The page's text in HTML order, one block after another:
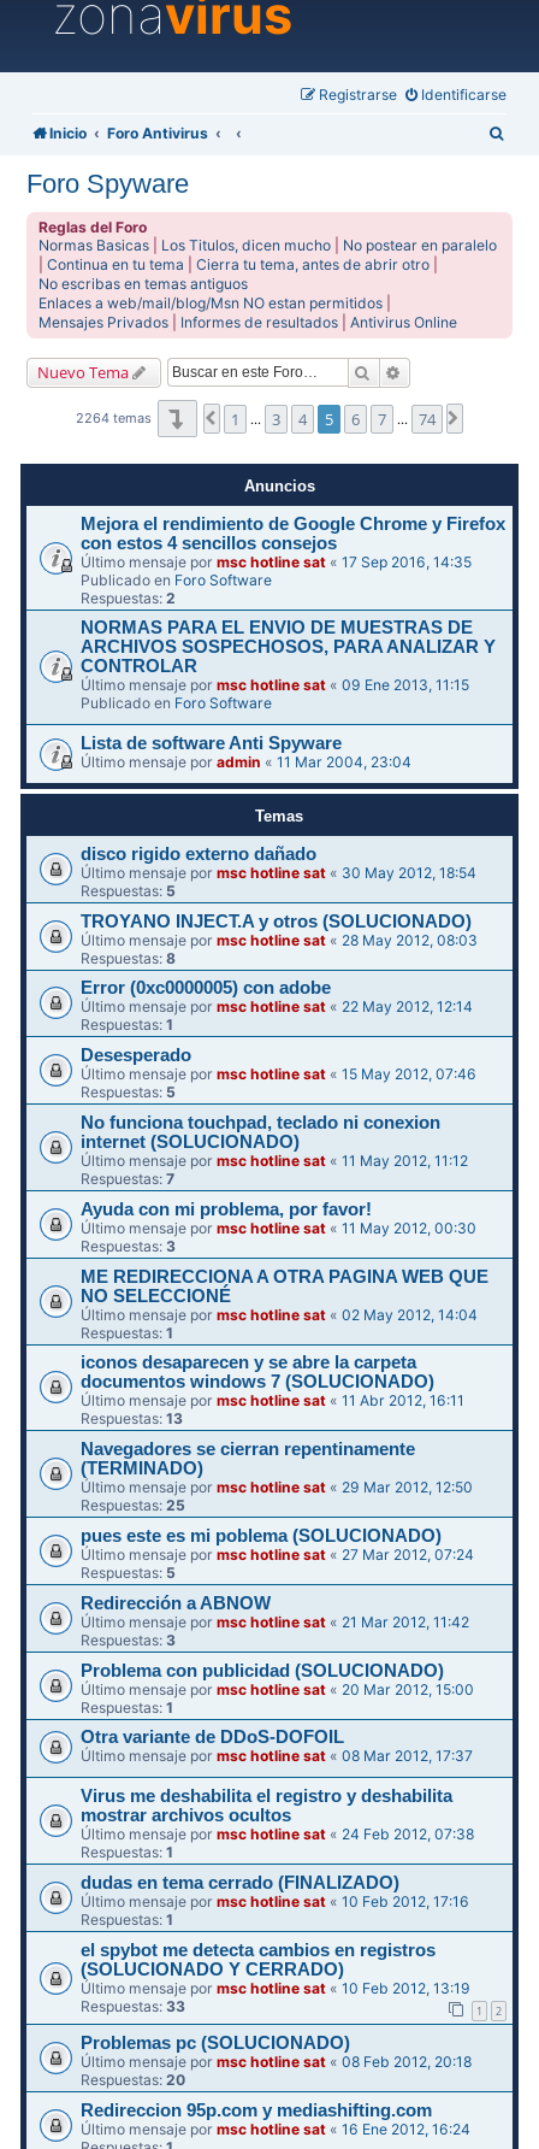
zonavirus
Identificarse
Registrarse
Inicio Foro Antivirus
Foro Spyware
Reglas del Foro
Normas Basicas
Los Titulos, dicen mucho
No postear en paralelo
|Continua en tu tema |Cierra tu tema, antes de abrir otro
No escribas en temas antiguos
Enlaces a web/mail/blog/Msn NO estan permitidos
Mensajes Privados
Informes de resultados |Antivirus Online
Nuevo Tema Buscar
2264 temas Página5 de74
Anterior
1 … 3 4 5 6 7 … 74
Anuncios
Mejora el rendimiento de Google Chrome y Firefox
con estos 4 sencillos consejos
Último mensaje pormsc hotline sat «17 Sep 2016, 14:35
Publicado en Foro Software
Respuestas:2
NORMAS PARA EL ENVIO DE MUESTRAS DE
ARCHIVOS SOSPECHOSOS, PARA ANALIZAR Y
CONTROLAR
Último mensaje pormsc hotline sat «09 Ene 2013, 11:15
Publicado en Foro Software
Lista de software Anti Spyware
Último mensaje poradmin «11 Mar 2004, 23:04
Temas
disco rigido externo dañado
Último mensaje pormsc hotline sat « 30 May 2012, 18:54
Respuestas: 5
TROYANO INJECT.A y otros (SOLUCIONADO)
Último mensaje pormsc hotline sat « 28 May 2012, 08:03
Respuestas:8
Error (0xc0000005) con adobe
Último mensaje pormsc hotline sat « 22 May 2012, 12:14
Respuestas:1
Desesperado
Último mensaje pormsc hotline sat «15 May 2012, 07:46
Respuestas: 5
No funciona touchpad, teclado ni conexion
internet (SOLUCIONADO)
Último mensaje pormsc hotline sat «11 May 2012, 11:12
Respuestas:7
Ayuda con mi problema, por favor!
Último mensaje pormsc hotline sat «11 May 2012, 00:30
Respuestas:3
ME REDIRECCIONA A OTRA PAGINA WEB QUE
NO SELECCIONÉ
Último mensaje pormsc hotline sat «02 May 2012, 14:04
Respuestas:1
iconos desaparecen y se abre la carpeta
documentos windows 7 (SOLUCIONADO)
Último mensaje pormsc hotline sat «11 Abr 2012, 16:11
Respuestas:13
Navegadores se cierran repentinamente
(TERMINADO)
Último mensaje pormsc hotline sat « 29 Mar 2012, 12:50
Respuestas:25
pues este es mi poblema (SOLUCIONADO)
Último mensaje pormsc hotline sat « 27 Mar 2012, 07:24
Respuestas: 5
Redirección a ABNOW
Último mensaje pormsc hotline sat « 21 Mar 2012, 11:42
Respuestas: 3
Problema con publicidad (SOLUCIONADO)
Último mensaje pormsc hotline sat « 20 Mar 2012, 15:00
Respuestas:1
Otra variante de DDoS-DOFOIL
Último mensaje pormsc hotline sat «08 Mar 2012, 17:37
Virus me deshabilita el registro y deshabilita
mostrar archivos ocultos
Último mensaje pormsc hotline sat « 24 Feb 2012, 07:38
Respuestas:1
dudas en tema cerrado (FINALIZADO)
Último mensaje pormsc hotline sat «10 Feb 2012, 17:16
Respuestas:1
el spybot me detecta cambios en registros
(SOLUCIONADO Y CERRADO)
Último mensaje pormsc hotline sat «10 Feb 2012, 13:19
Respuestas:33 1 2
Problemas pc (SOLUCIONADO)
Último mensaje pormsc hotline sat «08 Feb 2012, 20:18
Respuestas:20
Redireccion 95p.com y mediashifting.com
Último mensaje pormsc hotline sat «16 Ene 2012, 16:24